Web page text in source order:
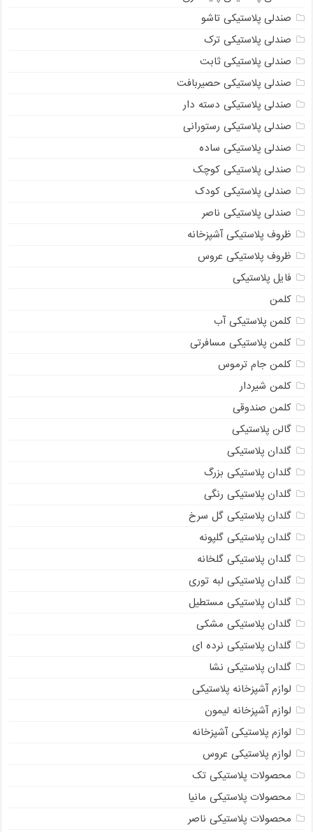
صندلی پلاستیکی تاشو
صندلی پلاستیکی ترک
صندلی پلاستیکی ثابت
صندلی پلاستیکی حصیربافت
صندلی پلاستیکی دسته دار
صندلی پلاستیکی رستورانی
صندلی پلاستیکی ساده
صندلی پلاستیکی کوچک
صندلی پلاستیکی کودک
صندلی پلاستیکی ناصر
ظروف پلاستیکی آشپزخانه
ظروف پلاستیکی عروس
فایل پلاستیکی
کلمن
کلمن پلاستیکی آب
کلمن پلاستیکی مسافرتی
کلمن جام ترموس
کلمن شیردار
کلمن صندوقی
گالن پلاستیکی
گلدان پلاستیکی
گلدان پلاستیکی بزرگ
گلدان پلاستیکی رنگی
گلدان پلاستیکی گل سرخ
گلدان پلاستیکی گلپونه
گلدان پلاستیکی گلخانه
گلدان پلاستیکی لبه توری
گلدان پلاستیکی مستطیل
گلدان پلاستیکی مشکی
گلدان پلاستیکی نرده ای
گلدان پلاستیکی نشا
لوازم آشپزخانه پلاستیکی
لوازم آشپزخانه لیمون
لوازم پلاستیکی آشپزخانه
لوازم پلاستیکی عروس
محصولات پلاستیکی تک
محصولات پلاستیکی مانیا
محصولات پلاستیکی ناصر